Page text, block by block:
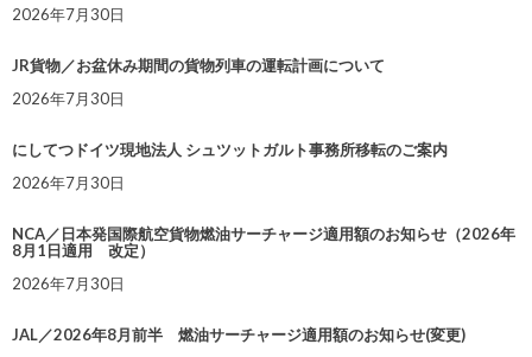
2026年7月30日
JR貨物／お盆休み期間の貨物列車の運転計画について
2026年7月30日
にしてつドイツ現地法人 シュツットガルト事務所移転のご案内
2026年7月30日
NCA／日本発国際航空貨物燃油サーチャージ適用額のお知らせ（2026年
8月1日適用 改定）
2026年7月30日
JAL／2026年8月前半 燃油サーチャージ適用額のお知らせ(変更)